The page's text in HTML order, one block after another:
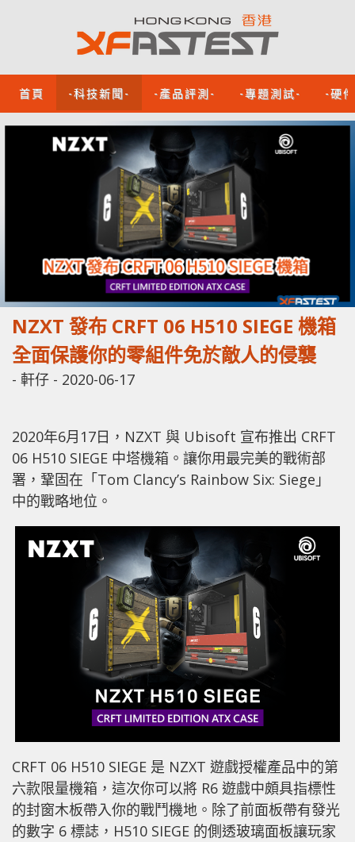
首頁 -科技新聞- -產品評測- -專題測試- -硬
NZXT 發布 CRFT 06 H510 SIEGE 機箱
全面保護你的零組件免於敵人的侵襲
- 軒仔 - 2020-06-17
2020年6月17日，NZXT 與 Ubisoft 宣布推出 CRFT
06 H510 SIEGE 中塔機箱。讓你用最完美的戰術部
署，鞏固在「Tom Clancy’s Rainbow Six: Siege」
中的戰略地位。
CRFT 06 H510 SIEGE 是 NZXT 遊戲授權產品中的第
六款限量機箱，這次你可以將 R6 遊戲中頗具指標性
的封窗木板帶入你的戰鬥機地。除了前面板帶有發光
的數字 6 標誌，H510 SIEGE 的側透玻璃面板讓玩家